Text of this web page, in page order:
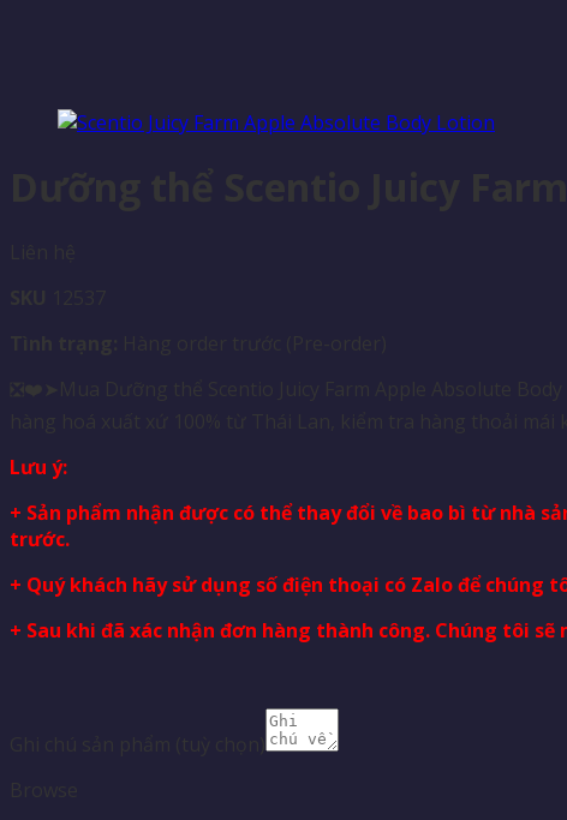
Lưu ý:
+ Sản phẩm nhận được có thể thay đổi về bao bì từ nhà
trước.
+ Quý khách hãy sử dụng số điện thoại có Zalo để chúng
+ Sau khi đã xác nhận đơn hàng thành công. Chúng tôi